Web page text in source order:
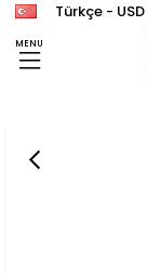
MENU
Türkçe - USD